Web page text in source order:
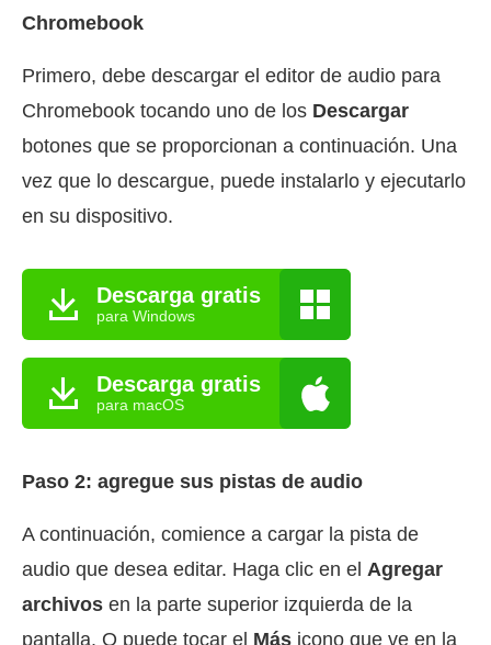
Chromebook
Primero, debe descargar el editor de audio para
Chromebook tocando uno de los Descargar
botones que se proporcionan a continuación. Una
vez que lo descargue, puede instalarlo y ejecutarlo
en su dispositivo.
Descarga gratis
para Windows
Descarga gratis
para macOS
Paso 2: agregue sus pistas de audio
A continuación, comience a cargar la pista de
audio que desea editar. Haga clic en el Agregar
archivos en la parte superior izquierda de la
pantalla. O puede tocar el Más icono que ve en la